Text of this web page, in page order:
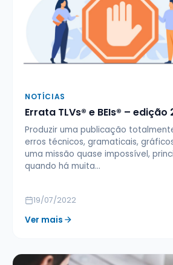
NOTÍCIAS
Errata TLVs® e BEIs® – edição
Produzir uma publicação
erros técnicos, gramaticais,
uma missão quase impossível,
quando há muita…
19/07/2022
Ver mais